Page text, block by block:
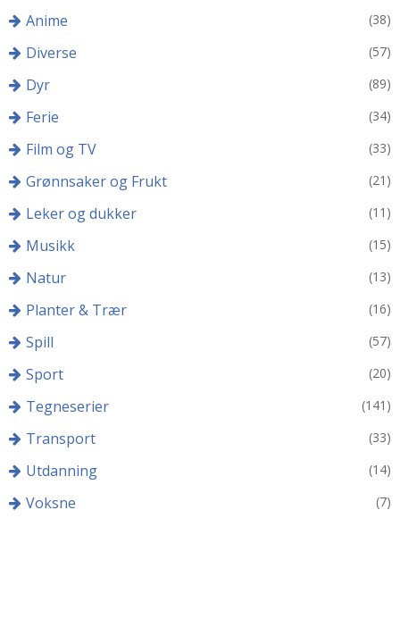
Anime (38)
Diverse (57)
Dyr (89)
Ferie (34)
Film og TV (33)
Grønnsaker og Frukt (21)
Leker og dukker (11)
Musikk (15)
Natur (13)
Planter & Trær (16)
Spill (57)
Sport (20)
Tegneserier (141)
Transport (33)
Utdanning (14)
Voksne (7)